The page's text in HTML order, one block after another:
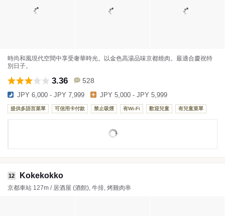
時尚和風現代空間中享受奢華時光。以金色高湯品味京都燒肉。最適合慶祝特
別日子。
3.36 528
JPY 6,000 - JPY 7,999 JPY 5,000 - JPY 5,999
提供多語言菜單 可信用卡付款 禁止吸煙 有Wi-Fi 歡迎兒童 有兒童菜單
12 Kokekokko
京都車站 127m / 居酒屋 (酒館), 牛排, 烤雞肉串